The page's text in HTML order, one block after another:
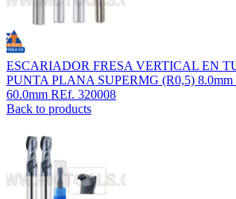
ESCARIADOR FRESA VERTICAL EN
PUNTA PLANA SUPERMG (R0,5) 8.0mm
60.0mm REf. 320008
Back to products